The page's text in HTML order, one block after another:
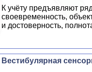
К учёту предъявляют
своевременность,
и достоверность,
Вестибулярная